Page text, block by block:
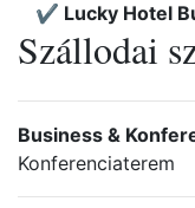
✔️ Lucky Hotel
Szállodai
Business &
Konferenciaterem